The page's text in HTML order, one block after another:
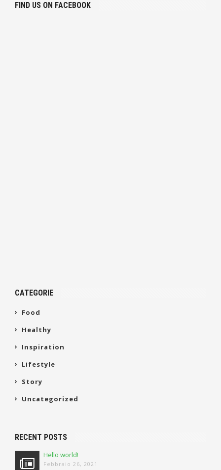
FIND US ON FACEBOOK
CATEGORIE
Food
Healthy
Inspiration
Lifestyle
Story
Uncategorized
RECENT POSTS
Hello world!
Febbraio 26, 2021